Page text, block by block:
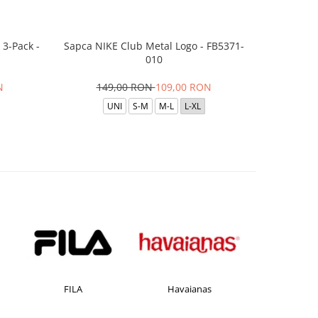
Pack -
Sapca NIKE Club Metal Logo - FB5371-
010
149,00 RON109,00 RON
UNI S-M M-L L-XL
FILA Havaianas